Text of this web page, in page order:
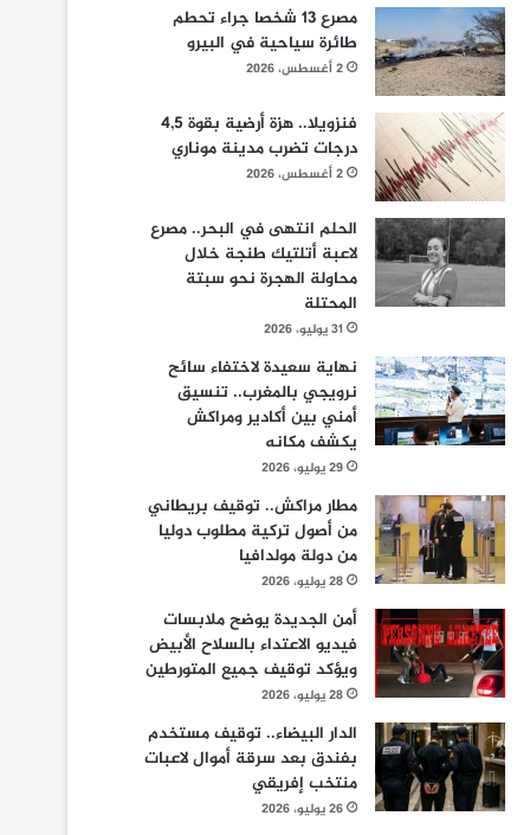
مصرع 13 شخصا جراء تحطم
طائرة سياحية في البيرو
2 أغسطس، 2026
فنزويلا.. هزة أرضية بقوة 4,5
درجات تضرب مدينة موناري
2 أغسطس، 2026
الحلم انتهى في البحر.. مصرع
لاعبة أتلتيك طنجة خلال
محاولة الهجرة نحو سبتة
المحتلة
31 يوليو، 2026
نهاية سعيدة لاختفاء سائح
نرويجي بالمغرب.. تنسيق
أمني بين أكادير ومراكش
يكشف مكانه
29 يوليو، 2026
مطار مراكش.. توقيف بريطاني
من أصول تركية مطلوب دوليا
من دولة مولدافيا
28 يوليو، 2026
أمن الجديدة يوضح ملابسات
فيديو الاعتداء بالسلاح الأبيض
ويؤكد توقيف جميع المتورطين
28 يوليو، 2026
الدار البيضاء.. توقيف مستخدم
بفندق بعد سرقة أموال لاعبات
منتخب إفريقي
26 يوليو، 2026